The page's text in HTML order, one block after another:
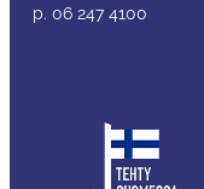
p. 06 247 4100